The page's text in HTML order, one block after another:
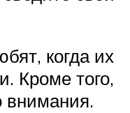
когда их
Кроме того,
внимания.